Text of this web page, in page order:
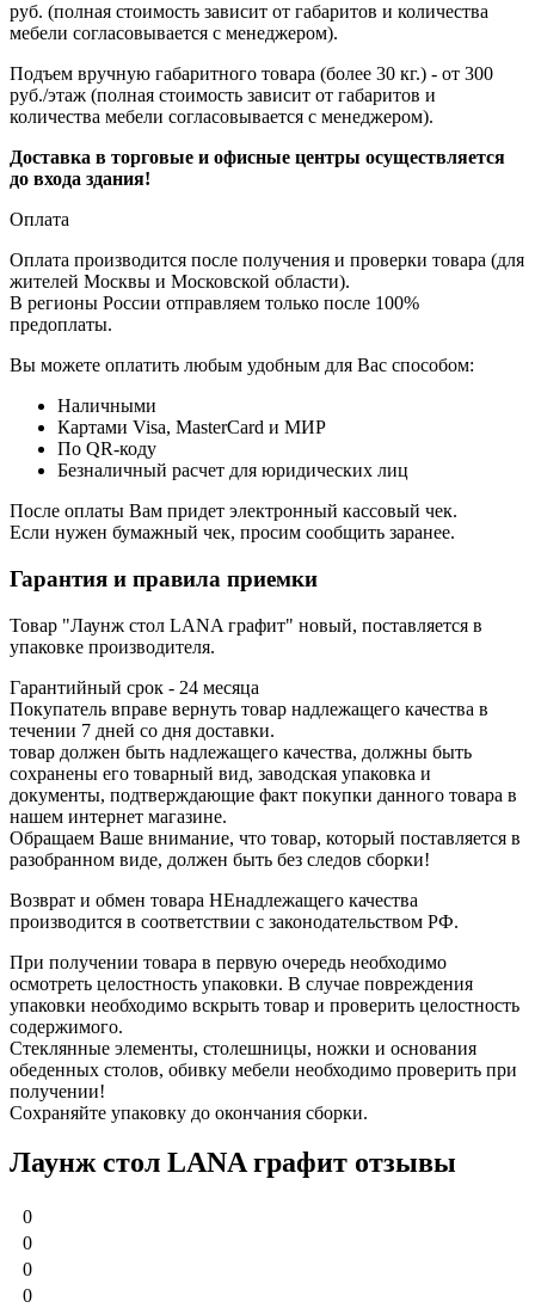
руб. (полная стоимость зависит от габаритов и количества
мебели согласовывается с менеджером).
Подъем вручную габаритного товара (более 30 кг.) - от 300
руб./этаж (полная стоимость зависит от габаритов и
количества мебели согласовывается с менеджером).
Доставка в торговые и офисные центры осуществляется
до входа здания!
Оплата
Оплата производится после получения и проверки товара (для
жителей Москвы и Московской области).
В регионы России отправляем только после 100%
предоплаты.
Вы можете оплатить любым удобным для Вас способом:
Наличными
Картами Visa, MasterCard и МИР
По QR-коду
Безналичный расчет для юридических лиц
После оплаты Вам придет электронный кассовый чек.
Если нужен бумажный чек, просим сообщить заранее.
Гарантия и правила приемки
Товар "Лаунж стол LANA графит" новый, поставляется в
упаковке производителя.
Гарантийный срок - 24 месяца
Покупатель вправе вернуть товар надлежащего качества в
течении 7 дней со дня доставки.
товар должен быть надлежащего качества, должны быть
сохранены его товарный вид, заводская упаковка и
документы, подтверждающие факт покупки данного товара в
нашем интернет магазине.
Обращаем Ваше внимание, что товар, который поставляется в
разобранном виде, должен быть без следов сборки!
Возврат и обмен товара НЕнадлежащего качества
производится в соответствии с законодательством РФ.
При получении товара в первую очередь необходимо
осмотреть целостность упаковки. В случае повреждения
упаковки необходимо вскрыть товар и проверить целостность
содержимого.
Стеклянные элементы, столешницы, ножки и основания
обеденных столов, обивку мебели необходимо проверить при
получении!
Сохраняйте упаковку до окончания сборки.
Лаунж стол LANA графит отзывы
0
0
0
0